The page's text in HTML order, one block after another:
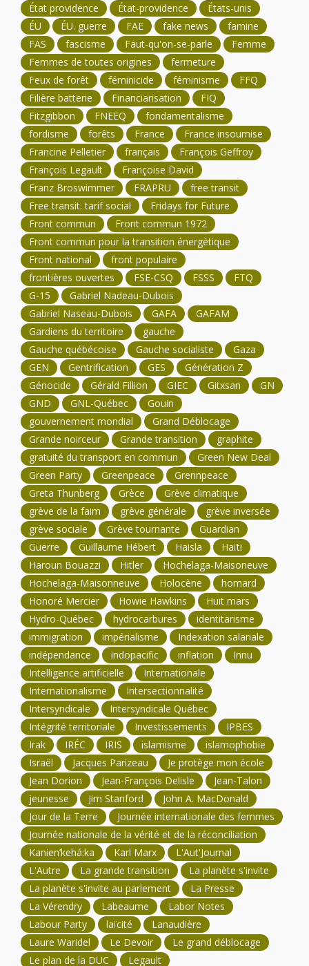
État providence
État-providence
États-unis
ÉU
ÉU. guerre FAE fake news
famine
FAS
fascisme Faut-qu'on-se-parle
Femme
Femmes de toutes origines
fermeture
Feux de forêt
féminicide féminisme
FFQ
Filière batterie
Financiarisation
FIQ
Fitzgibbon
FNEEQ
fondamentalisme
fordisme
forêts France
France insoumise
Francine Pelletier
français
François Geffroy
François Legault
Françoise David
Franz Broswimmer
FRAPRU
free transit
Free transit. tarif social
Fridays for Future
Front commun
Front commun 1972
Front commun pour la transition énergétique
Front national
front populaire
frontières ouvertes
FSE-CSQ FSSS
FTQ
G-15
Gabriel Nadeau-Dubois
Gabriel Naseau-Dubois
GAFA
GAFAM
Gardiens du territoire
gauche
Gauche québécoise
Gauche socialiste
Gaza
GEN
Gentrification GES
Génération Z
Génocide
Gérald Fillion GIEC Gitxsan
GN
GND
GNL-Québec
Gouin
gouvernement mondial
Grand Déblocage
Grande noirceur
Grande transition
graphite
gratuité du transport en commun
Green New Deal
Green Party
Greenpeace
Grennpeace
Greta Thunberg
Grèce
Grève climatique
grève de la faim
grève générale
grève inversée
grève sociale
Grève tournante
Guardian
Guerre
Guillaume Hébert Haisla
Haïti
Haroun Bouazzi
Hitler
Hochelaga-Maisoneuve
Hochelaga-Maisonneuve
Holocène
homard
Honoré Mercier
Howie Hawkins
Huit mars
Hydro-Québec
hydrocarbures
identitarisme
immigration
impérialisme
Indexation salariale
indépendance
Indopacific inflation
Innu
Intelligence artificielle
Internationale
Internationalisme
Intersectionnalité
Intersyndicale
Intersyndicale Québec
Intégrité territoriale
Investissements
IPBES
Irak
IRÉC IRIS islamisme
islamophobie
Israël
Jacques Parizeau
Je protège mon école
Jean Dorion
Jean-François Delisle
Jean-Talon
jeunesse
Jim Stanford
John A. MacDonald
Jour de la Terre
Journée internationale des femmes
Journée nationale de la vérité et de la réconciliation
Kanien’kehá:ka
Karl Marx
L'Aut'Journal
L'Autre
La grande transition
La planète s'invite
La planète s'invite au parlement
La Presse
La Vérendry
Labeaume
Labor Notes
Labour Party
laïcité
Lanaudière
Laure Waridel
Le Devoir
Le grand déblocage
Le plan de la DUC
Legault